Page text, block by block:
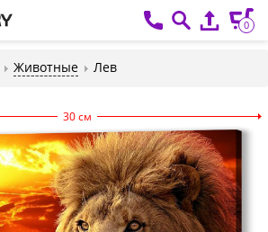
0
Животные Лев
30 см